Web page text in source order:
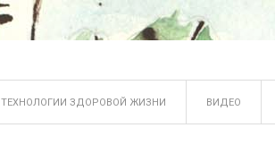
ТЕХНОЛОГИИ ЗДОРОВОЙ ЖИЗНИ ВИДЕО